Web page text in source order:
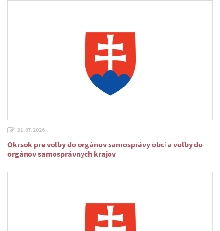
21.07.2026
Okrsok pre voľby do orgánov samosprávy obcí a voľby do
orgánov samosprávnych krajov